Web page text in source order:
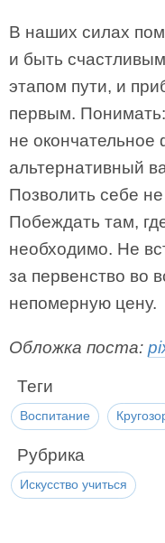
В наших силах
и быть
этапом пути, и
первым.
не окончательное
альтернативный
Позволить себе
Побеждать там,
необходимо. Не
за первенство во
непомерную цену.
Обложка поста:
Теги
Воспитание
Рубрика
Искусство учиться